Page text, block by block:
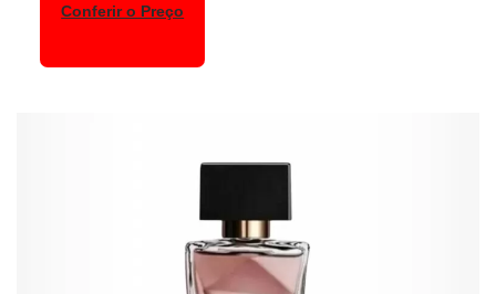
Conferir o Preço